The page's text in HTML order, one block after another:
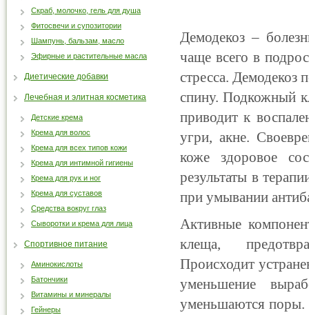
Демодекоз –
чаще всего в
стресса. Демодекоз
спину. Подкожный
приводит к
угри, акне.
коже здоровое
результаты в
при умывании
Активные
клеща,
Происходит
уменьшение
уменьшаются поры.
Скраб, молочко, гель для душа
Фитосвечи и супозитории
Шампунь, бальзам, масло
Эфирные и растительные масла
Диетические добавки
Лечебная и элитная косметика
Детские крема
Крема для волос
Крема для всех типов кожи
Крема для интимной гигиены
Крема для рук и ног
Крема для суставов
Средства вокруг глаз
Сыворотки и крема для лица
Спортивное питание
Аминокислоты
Батончики
Витамины и минералы
Гейнеры